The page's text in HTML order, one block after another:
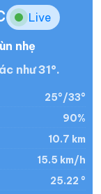
Live
nhẹ
như 31°.
25°/33°
90%
10.7 km
15.5 km/h
25.22 °